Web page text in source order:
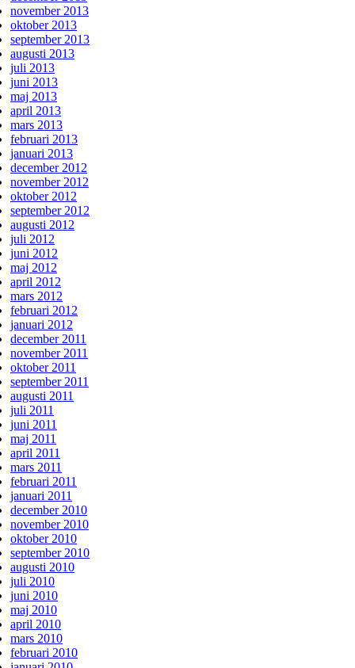
november 2013
oktober 2013
september 2013
augusti 2013
juli 2013
juni 2013
maj 2013
april 2013
mars 2013
februari 2013
januari 2013
december 2012
november 2012
oktober 2012
september 2012
augusti 2012
juli 2012
juni 2012
maj 2012
april 2012
mars 2012
februari 2012
januari 2012
december 2011
november 2011
oktober 2011
september 2011
augusti 2011
juli 2011
juni 2011
maj 2011
april 2011
mars 2011
februari 2011
januari 2011
december 2010
november 2010
oktober 2010
september 2010
augusti 2010
juli 2010
juni 2010
maj 2010
april 2010
mars 2010
februari 2010